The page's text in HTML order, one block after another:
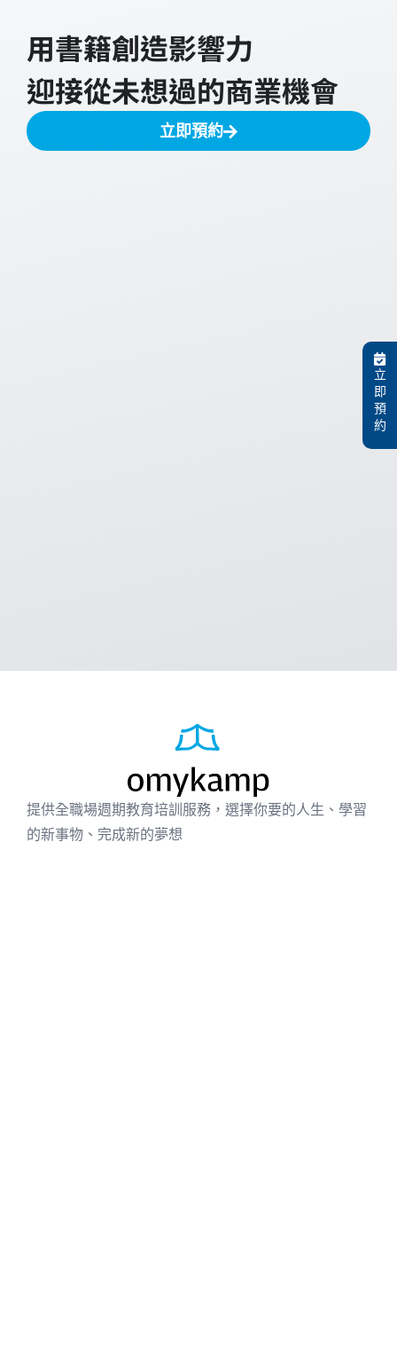
用書籍創造影響力
迎接從未想過的商業機會
立即預約
提供全職場週期教育培訓服務，選擇你要的人生、學習
的新事物、完成新的夢想
立
即
預
約